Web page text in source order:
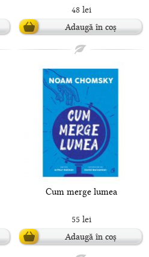
48 lei
Adaugă în coș
Cum merge lumea
55 lei
Adaugă în coș